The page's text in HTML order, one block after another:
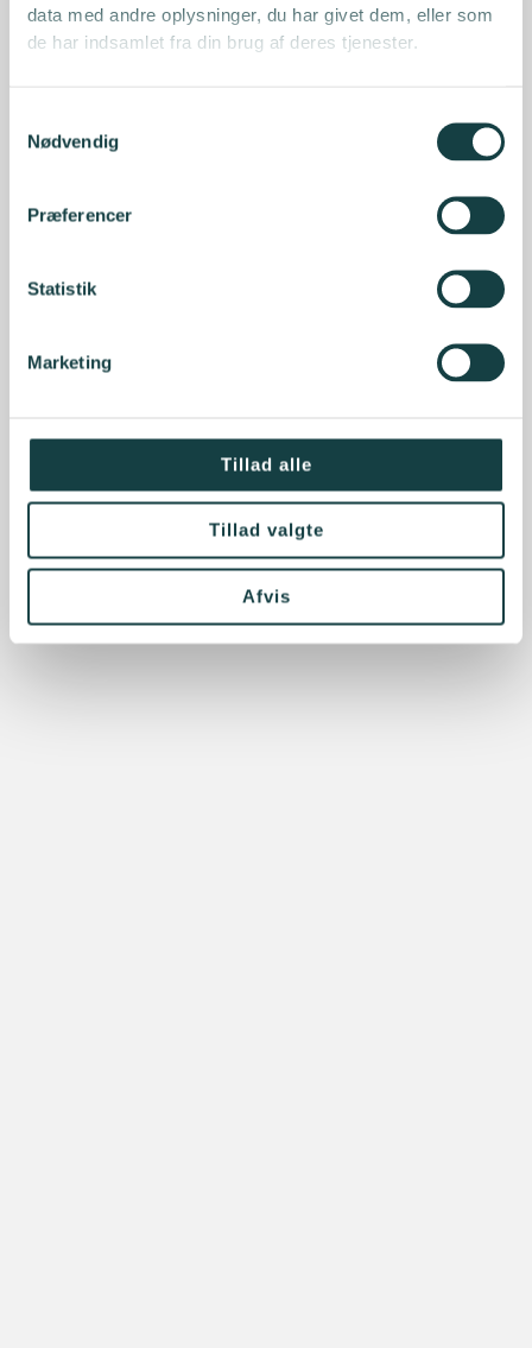
data med andre oplysninger, du har givet dem, eller som
de har indsamlet fra din brug af deres tjenester.
Nødvendig
Præferencer
Statistik
Marketing
Tillad alle
Tillad valgte
Afvis